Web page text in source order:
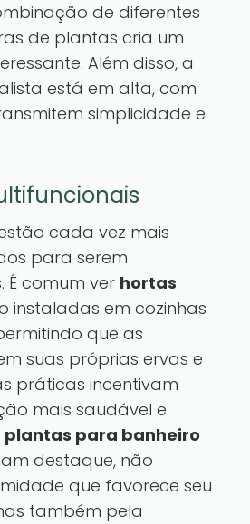
de diferentes
de plantas cria um
Além disso, a
está em alta, com
simplicidade e
cada vez mais
para serem
É comum ver hortas
instaladas em cozinhas
que as
suas próprias ervas e
práticas incentivam
mais saudável e
plantas para banheiro
destaque, não
que favorece seu
também pela